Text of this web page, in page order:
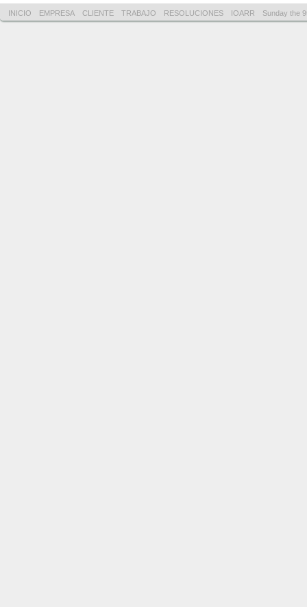
INICIO EMPRESA CLIENTE TRABAJO RESOLUCIONES IOARR Sunday the